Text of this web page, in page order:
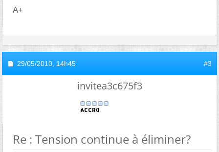
A+
29/05/2010, 14h45 #3
invitea3c675f3
Re : Tension continue à éliminer?